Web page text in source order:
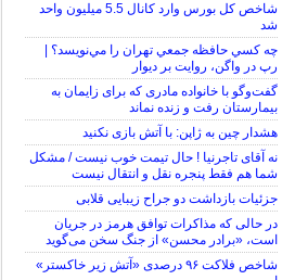
شاخص کل بورس وارد کانال 5.5 میلیون واحد
شد
چه كسي حافظه جمعي تهران را مي‌نويسد؟ |
رپ در واگن، روايت بر ديوار
گفت‌وگو با خانواده مادری که برای زایمان به
بیمارستان رفت و زنده نماند
هشدار چین به ژاپن: با آتش بازی نکنید
نه آقای تاجرنیا ! حال تیمت خوب نیست / مشکل
شما هم فقط پنجره نقل و انتقال نیست
جزئیات بازداشت دو جراح زیبایی قلابی
در حالی که مذاکرات توافق هرمز در جریان
است، «برادر محسن» از جنگ سخن می‌گوید
شاخص فلاکت ۹۶ درصدی «آتش زیر خاکستر»